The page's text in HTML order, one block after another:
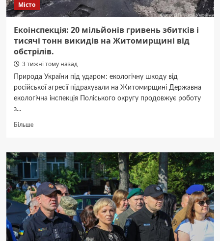
Місто
Екоінспекція: 20 мільйонів гривень збитків і
тисячі тонн викидів на Житомирщині від
обстрілів.
3 тижні тому назад
Природа України під ударом: екологічну шкоду від
російської агресії підрахували на Житомирщині Державна
екологічна інспекція Поліського округу продовжує роботу
з...
БільшеДокладніше
20
мільйонів
гривень
збитків
і
тисячі
тонн
викидів
на
Житомирщині